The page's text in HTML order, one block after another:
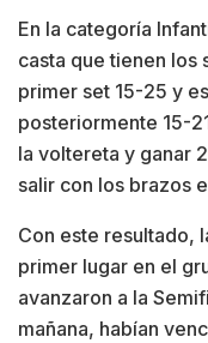
En la categoría
casta que tienen los
primer set 15-25 y
posteriormente 15-
la voltereta y ganar
salir con los brazos
Con este resultado,
primer lugar en el
avanzaron a la
mañana, habían